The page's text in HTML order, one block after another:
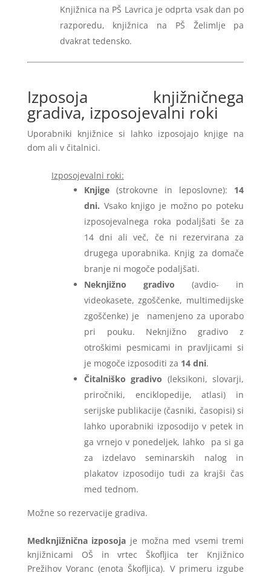
Knjižnica na PŠ Lavrica je odprta vsak dan po
razporedu, knjižnica na PŠ Želimlje pa
dvakrat tedensko.
Izposoja knjižničnega
gradiva, izposojevalni roki
Uporabniki knjižnice si lahko izposojajo knjige na
dom ali v čitalnici.
Izposojevalni roki:
Knjige(strokovne in leposlovne): 14
dni. Vsako knjigo je možno po poteku
izposojevalnega roka podaljšati še za
14 dni ali več, če ni rezervirana za
drugega uporabnika. Knjig za domače
branje ni mogoče podaljšati.
Neknjižno gradivo (avdio- in
videokasete, zgoščenke, multimedijske
zgoščenke) je namenjeno za uporabo
pri pouku. Neknjižno gradivo z
otroškimi pesmicami in pravljicami si
je mogoče izposoditi za 14 dni.
Čitalniško gradivo (leksikoni, slovarji,
priročniki, enciklopedije, atlasi) in
serijske publikacije (časniki, časopisi) si
lahko uporabniki izposodijo v petek in
ga vrnejo v ponedeljek, lahko pa si ga
za izdelavo seminarskih nalog in
plakatov izposodijo tudi za krajši čas
med tednom.
Možne so rezervacije gradiva.
Medknjižnična izposoja je možna med vsemi tremi
knjižnicami OŠ in vrtec Škofljica ter Knjižnico
Prežihov Voranc (enota Škofljica). V primeru izgube